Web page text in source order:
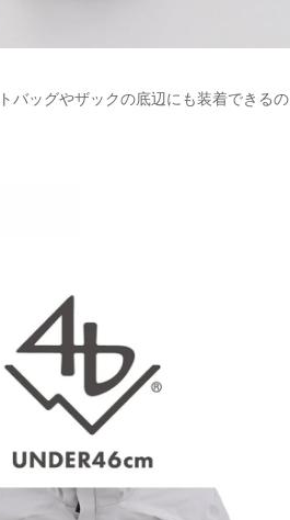
バッグやザックの底辺にも装着できるの